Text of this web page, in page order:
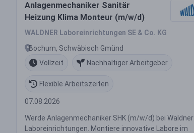
Anlagenmechaniker Sanitär
Heizung Klima Monteur (m/w/d)
WALDNER Laboreinrichtungen SE & Co. KG
Bochum, Schwäbisch Gmünd
Vollzeit
Nachhaltiger Arbeitgeber
Flexible Arbeitszeiten
07.08.2026
Werde Anlagenmechaniker SHK (m/w/d) bei Waldner
Laboreinrichtungen. Montiere innovative Labore im